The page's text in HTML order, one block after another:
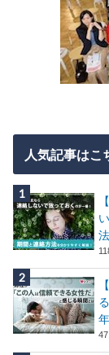
人気記事はこ